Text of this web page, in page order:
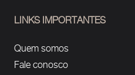
LINKS IMPORTANTES
Quem somos
Fale conosco